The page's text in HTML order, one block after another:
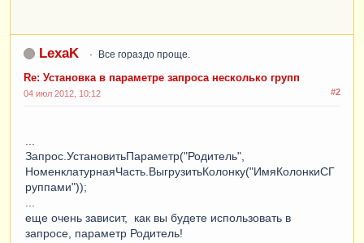
LexaK Все гораздо проще.
Re: Установка в параметре запроса несколько групп
#2
04 июл 2012, 10:12
Запрос.УстановитьПараметр("Родитель",
НоменклатурнаяЧасть.ВыгрузитьКолонку("ИмяКолонкиСГ
руппами"));
еще очень зависит, как вы будете использовать в
запросе, параметр Родитель!